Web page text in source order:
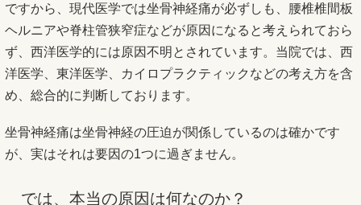
ですから、現代医学では坐骨神経痛が必ずしも、腰椎椎間板
ヘルニアや脊柱管狭窄症などが原因になると考えられておら
ず、西洋医学的には原因不明とされています。当院では、西
洋医学、東洋医学、カイロプラクティックなどの考え方を含
め、総合的に判断しております。
坐骨神経痛は坐骨神経の圧迫が関係しているのは確かです
が、実はそれは要因の1つに過ぎません。
では、本当の原因は何なのか？